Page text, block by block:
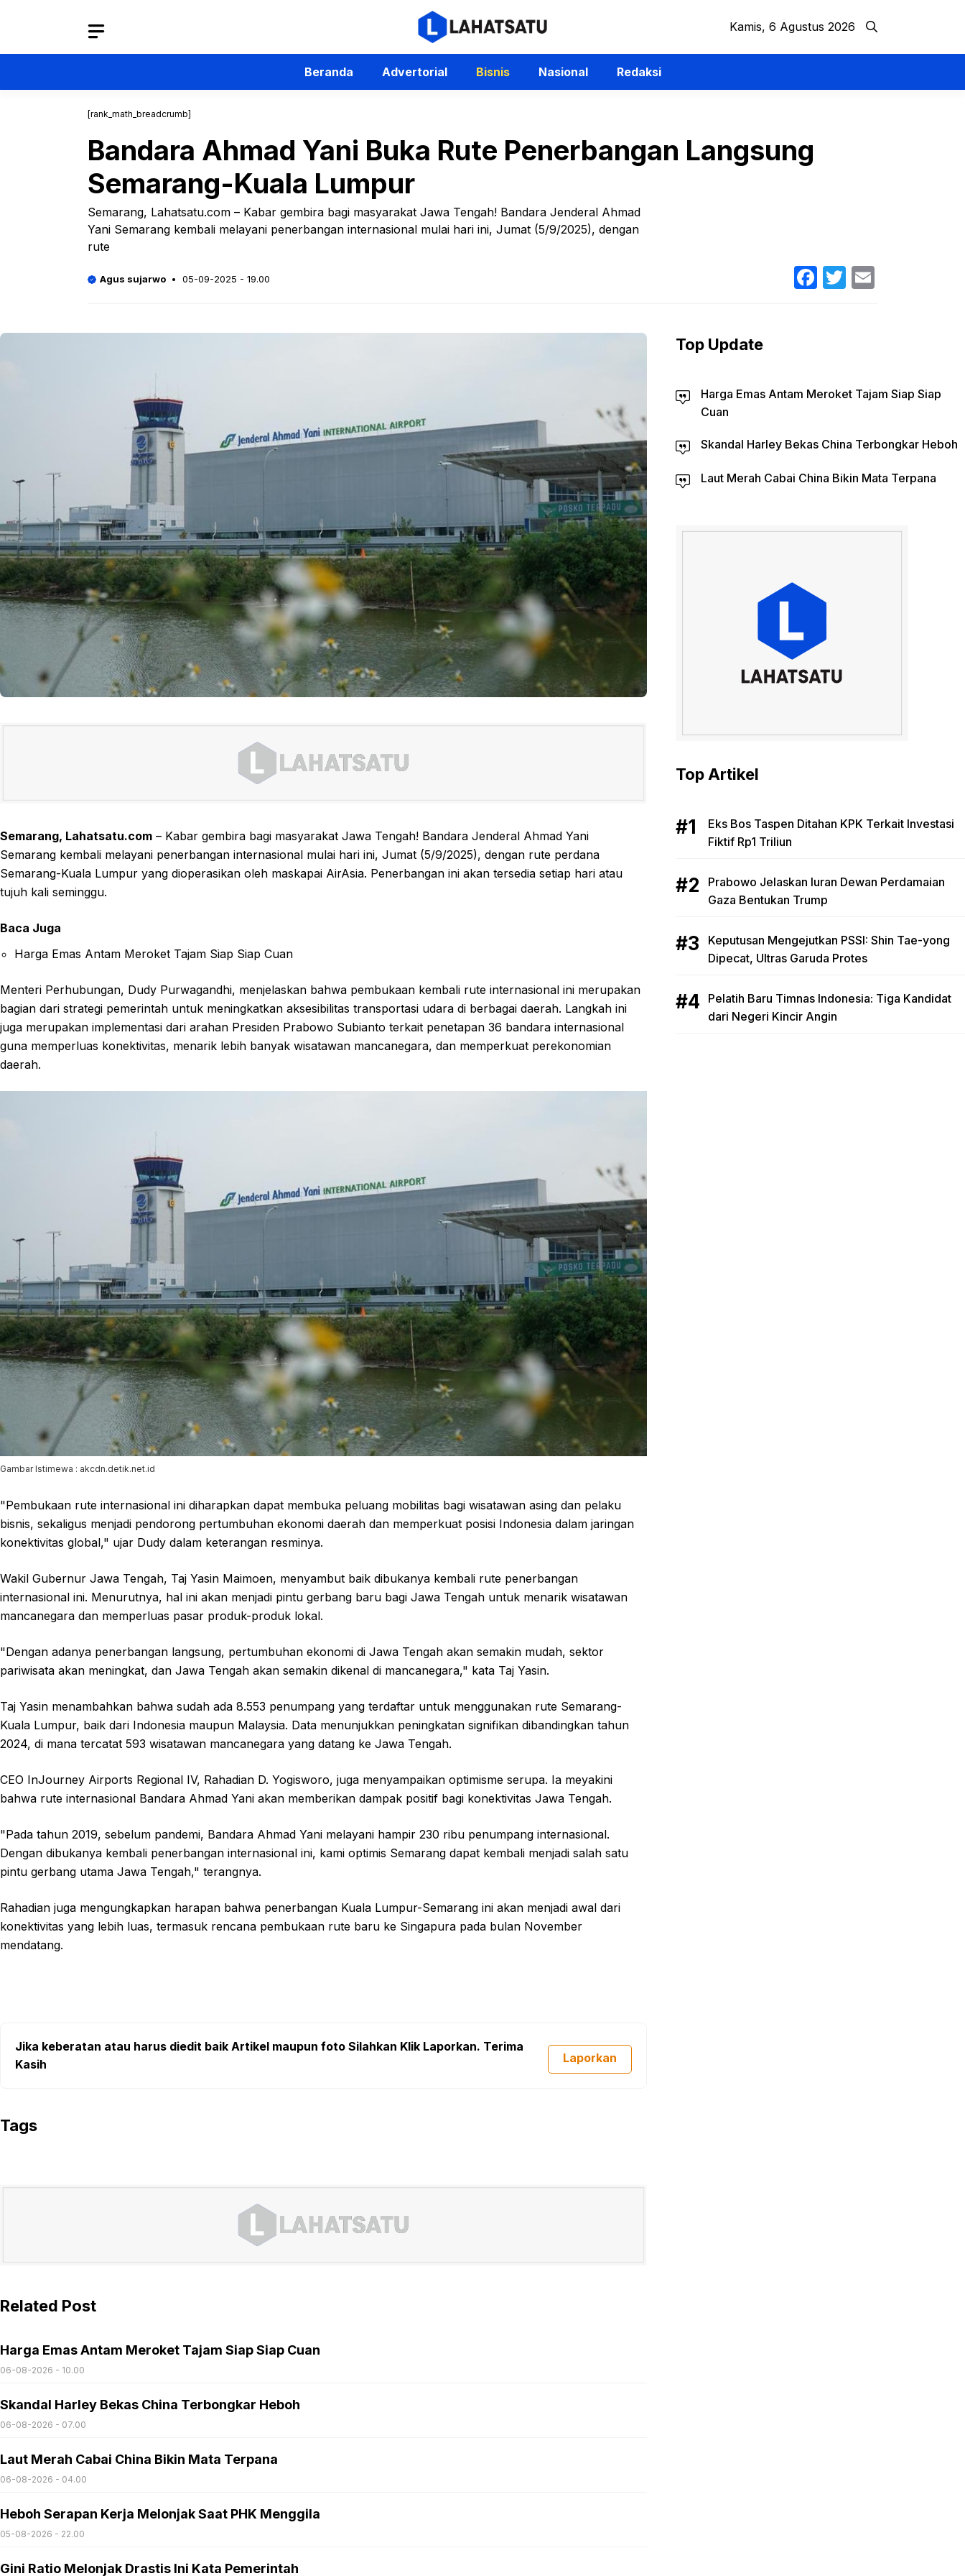
Kamis, 6 Agustus 2026
Beranda Advertorial Bisnis Nasional Redaksi
[rank_math_breadcrumb]
Bandara Ahmad Yani Buka Rute Penerbangan Langsung
Semarang-Kuala Lumpur
Semarang, Lahatsatu.com – Kabar gembira bagi masyarakat Jawa Tengah! Bandara Jenderal Ahmad
Yani Semarang kembali melayani penerbangan internasional mulai hari ini, Jumat (5/9/2025), dengan
rute
Agus sujarwo 05-09-2025 - 19.00 Facebook
Twitter
Semarang, Lahatsatu.com – Kabar gembira bagi masyarakat Jawa Tengah! Bandara Jenderal Ahmad Yani
Semarang kembali melayani penerbangan internasional mulai hari ini, Jumat (5/9/2025), dengan rute perdana
Semarang-Kuala Lumpur yang dioperasikan oleh maskapai AirAsia. Penerbangan ini akan tersedia setiap hari atau
tujuh kali seminggu.
Baca Juga
Harga Emas Antam Meroket Tajam Siap Siap Cuan
Menteri Perhubungan, Dudy Purwagandhi, menjelaskan bahwa pembukaan kembali rute internasional ini merupakan
bagian dari strategi pemerintah untuk meningkatkan aksesibilitas transportasi udara di berbagai daerah. Langkah ini
juga merupakan implementasi dari arahan Presiden Prabowo Subianto terkait penetapan 36 bandara internasional
guna memperluas konektivitas, menarik lebih banyak wisatawan mancanegara, dan memperkuat perekonomian
daerah.
Gambar Istimewa : akcdn.detik.net.id
"Pembukaan rute internasional ini diharapkan dapat membuka peluang mobilitas bagi wisatawan asing dan pelaku
bisnis, sekaligus menjadi pendorong pertumbuhan ekonomi daerah dan memperkuat posisi Indonesia dalam jaringan
konektivitas global," ujar Dudy dalam keterangan resminya.
Wakil Gubernur Jawa Tengah, Taj Yasin Maimoen, menyambut baik dibukanya kembali rute penerbangan
internasional ini. Menurutnya, hal ini akan menjadi pintu gerbang baru bagi Jawa Tengah untuk menarik wisatawan
mancanegara dan memperluas pasar produk-produk lokal.
"Dengan adanya penerbangan langsung, pertumbuhan ekonomi di Jawa Tengah akan semakin mudah, sektor
pariwisata akan meningkat, dan Jawa Tengah akan semakin dikenal di mancanegara," kata Taj Yasin.
Taj Yasin menambahkan bahwa sudah ada 8.553 penumpang yang terdaftar untuk menggunakan rute Semarang-
Kuala Lumpur, baik dari Indonesia maupun Malaysia. Data menunjukkan peningkatan signifikan dibandingkan tahun
2024, di mana tercatat 593 wisatawan mancanegara yang datang ke Jawa Tengah.
CEO InJourney Airports Regional IV, Rahadian D. Yogisworo, juga menyampaikan optimisme serupa. Ia meyakini
bahwa rute internasional Bandara Ahmad Yani akan memberikan dampak positif bagi konektivitas Jawa Tengah.
"Pada tahun 2019, sebelum pandemi, Bandara Ahmad Yani melayani hampir 230 ribu penumpang internasional.
Dengan dibukanya kembali penerbangan internasional ini, kami optimis Semarang dapat kembali menjadi salah satu
pintu gerbang utama Jawa Tengah," terangnya.
Rahadian juga mengungkapkan harapan bahwa penerbangan Kuala Lumpur-Semarang ini akan menjadi awal dari
konektivitas yang lebih luas, termasuk rencana pembukaan rute baru ke Singapura pada bulan November
mendatang.
Jika keberatan atau harus diedit baik Artikel maupun foto Silahkan Klik Laporkan. Terima
Kasih
Laporkan
Tags
Related Post
Harga Emas Antam Meroket Tajam Siap Siap Cuan
06-08-2026 - 10.00
Skandal Harley Bekas China Terbongkar Heboh
06-08-2026 - 07.00
Laut Merah Cabai China Bikin Mata Terpana
06-08-2026 - 04.00
Heboh Serapan Kerja Melonjak Saat PHK Menggila
05-08-2026 - 22.00
Gini Ratio Melonjak Drastis Ini Kata Pemerintah
Top Update
Harga Emas Antam Meroket Tajam Siap Siap
Cuan
Skandal Harley Bekas China Terbongkar Heboh
Laut Merah Cabai China Bikin Mata Terpana
Top Artikel
Eks Bos Taspen Ditahan KPK Terkait Investasi
Fiktif Rp1 Triliun
Prabowo Jelaskan Iuran Dewan Perdamaian
Gaza Bentukan Trump
Keputusan Mengejutkan PSSI: Shin Tae-yong
Dipecat, Ultras Garuda Protes
Pelatih Baru Timnas Indonesia: Tiga Kandidat
dari Negeri Kincir Angin